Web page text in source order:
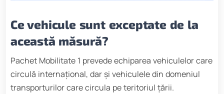
Ce vehicule sunt exceptate de la
această măsură?
Pachet Mobilitate 1 prevede echiparea vehiculelor care
circulă internațional, dar și vehiculele din domeniul
transporturilor care circula pe teritoriul țării.